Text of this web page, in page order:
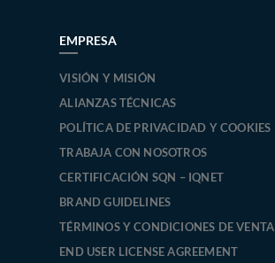
EMPRESA
VISIÓN Y MISIÓN
ALIANZAS TÉCNICAS
POLÍTICA DE PRIVACIDAD Y COOKIES
TRABAJA CON NOSOTROS
CERTIFICACIÓN SQN – IQNET
BRAND GUIDELINES
TÉRMINOS Y CONDICIONES DE VENTA
END USER LICENSE AGREEMENT